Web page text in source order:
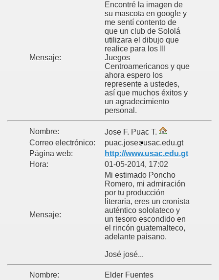
Mensaje:
Encontré la imagen de
su mascota en google y
me sentí contento de
que un club de Sololá
utilizara el dibujo que
realice para los III
Juegos
Centroamericanos y que
ahora espero los
represente a ustedes,
así que muchos éxitos y
un agradecimiento
personal.
Nombre:
Jose F. Puac T.
Correo electrónico:
puac.jose
usac.edu.gt
Página web:
http://www.usac.edu.gt
Hora:
01-05-2014, 17:02
Mensaje:
Mi estimado Poncho
Romero, mi admiración
por tu producción
literaria, eres un cronista
auténtico sololateco y
un tesoro escondido en
el rincón guatemalteco,
adelante paisano.
José josé...
Nombre:
Elder Fuentes